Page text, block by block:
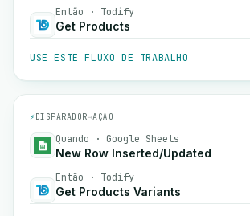
Então · Todify
Get Products
USE ESTE FLUXO DE TRABALHO
⚡ DISPARADOR→AÇÃO
Quando · Google Sheets
New Row Inserted/Updated
Então · Todify
Get Products Variants